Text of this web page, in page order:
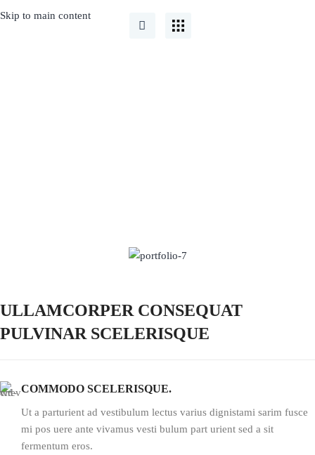
Skip to main content
ULLAMCORPER CONSEQUAT
PULVINAR SCELERISQUE
COMMODO SCELERISQUE.
Ut a parturient ad vestibulum lectus varius dignistami sarim fusce
mi pos uere ante vivamus vesti bulum part urient sed a sit
fermentum eros.